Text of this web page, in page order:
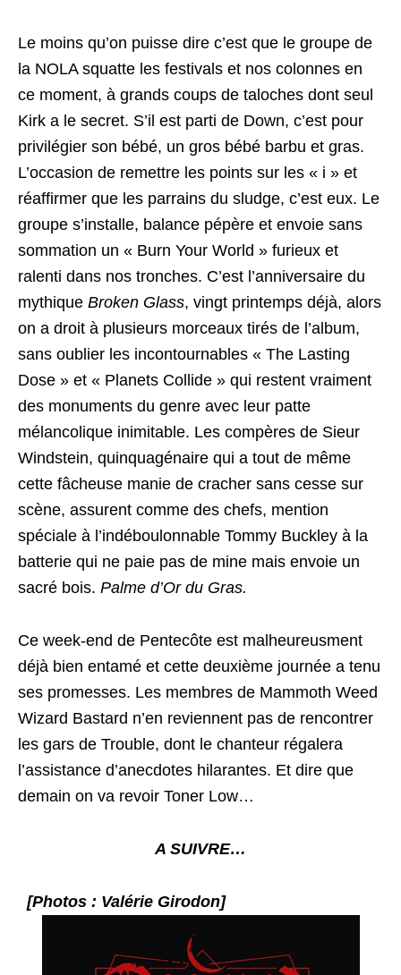
Le moins qu’on puisse dire c’est que le groupe de
la NOLA squatte les festivals et nos colonnes en
ce moment, à grands coups de taloches dont seul
Kirk a le secret. S’il est parti de Down, c’est pour
privilégier son bébé, un gros bébé barbu et gras.
L’occasion de remettre les points sur les « i » et
réaffirmer que les parrains du sludge, c’est eux. Le
groupe s’installe, balance pépère et envoie sans
sommation un « Burn Your World » furieux et
ralenti dans nos tronches. C’est l’anniversaire du
mythique Broken Glass, vingt printemps déjà, alors
on a droit à plusieurs morceaux tirés de l’album,
sans oublier les incontournables « The Lasting
Dose » et « Planets Collide » qui restent vraiment
des monuments du genre avec leur patte
mélancolique inimitable. Les compères de Sieur
Windstein, quinquagénaire qui a tout de même
cette fâcheuse manie de cracher sans cesse sur
scène, assurent comme des chefs, mention
spéciale à l’indéboulonnable Tommy Buckley à la
batterie qui ne paie pas de mine mais envoie un
sacré bois. Palme d’Or du Gras.
Ce week-end de Pentecôte est malheureusment
déjà bien entamé et cette deuxième journée a tenu
ses promesses. Les membres de Mammoth Weed
Wizard Bastard n’en reviennent pas de rencontrer
les gars de Trouble, dont le chanteur régalera
l’assistance d’anecdotes hilarantes. Et dire que
demain on va revoir Toner Low…
A SUIVRE…
[Photos : Valérie Girodon]